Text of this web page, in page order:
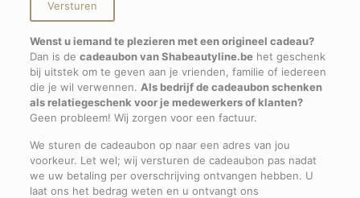
Wenst u iemand te plezieren met een origineel cadeau?
Dan is de cadeaubon van Shabeautyline.behet geschenk
bij uitstek om te geven aan je vrienden, familie of iedereen
die je wil verwennen. Als bedrijf de cadeaubon schenken
als relatiegeschenk voor je medewerkers of klanten?
Geen probleem! Wij zorgen voor een factuur.
We sturen de cadeaubon op naar een adres van jou
voorkeur. Let wel; wij versturen de cadeaubon pas nadat
we uw betaling per overschrijving ontvangen hebben. U
laat ons het bedrag weten en u ontvangt ons